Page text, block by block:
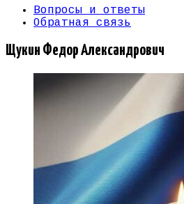
Вопросы и ответы
Обратная связь
Щукин Федор Александрович